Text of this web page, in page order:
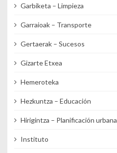
Garbiketa – Limpieza
Garraioak – Transporte
Gertaerak – Sucesos
Gizarte Etxea
Hemeroteka
Hezkuntza – Educación
Hirigintza – Planificación urbana
Instituto